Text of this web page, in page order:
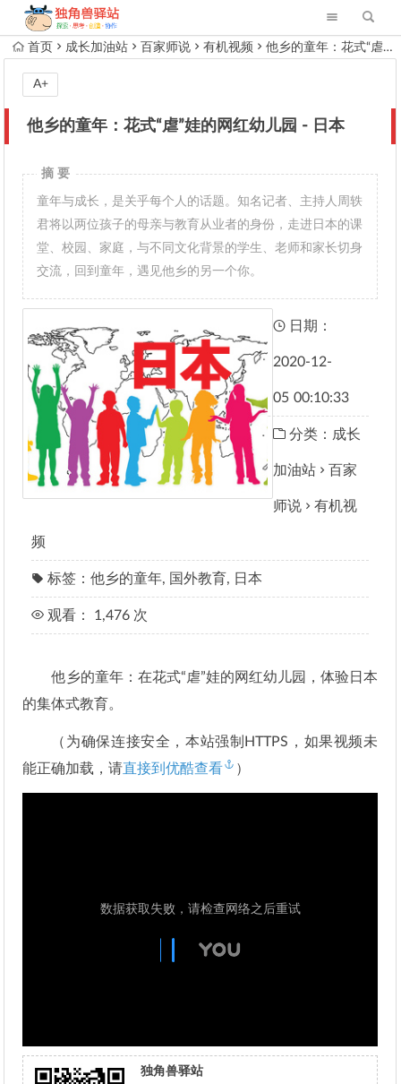
首页 成长加油站 百家师说 有机视频 他乡的童年：花式“虐”娃的网红幼儿园 - 日本
他乡的童年：花式“虐”娃的网红幼儿园 - 日本
摘 要
童年与成长，是关乎每个人的话题。知名记者、主持人周轶
君将以两位孩子的母亲与教育从业者的身份，走进日本的课
堂、校园、家庭，与不同文化背景的学生、老师和家长切身
交流，回到童年，遇见他乡的另一个你。
日期：
2020-12-
05 00:10:33
分类： 成长
加油站 百家
师说 有机视
频
标签：他乡的童年, 国外教育, 日本
观看： 1,476 次
他乡的童年：在花式“虐”娃的网红幼儿园，体验日本
的集体式教育。
（为确保连接安全，本站强制HTTPS，如果视频未
能正确加载，请直接到优酷查看 ）
独角兽驿站
A+